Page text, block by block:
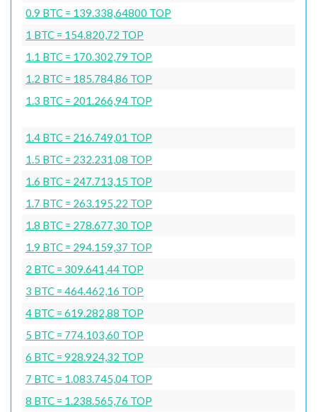
0.9 BTC = 139.338,64800 TOP
1 BTC = 154.820,72 TOP
1.1 BTC = 170.302,79 TOP
1.2 BTC = 185.784,86 TOP
1.3 BTC = 201.266,94 TOP
1.4 BTC = 216.749,01 TOP
1.5 BTC = 232.231,08 TOP
1.6 BTC = 247.713,15 TOP
1.7 BTC = 263.195,22 TOP
1.8 BTC = 278.677,30 TOP
1.9 BTC = 294.159,37 TOP
2 BTC = 309.641,44 TOP
3 BTC = 464.462,16 TOP
4 BTC = 619.282,88 TOP
5 BTC = 774.103,60 TOP
6 BTC = 928.924,32 TOP
7 BTC = 1.083.745,04 TOP
8 BTC = 1.238.565,76 TOP